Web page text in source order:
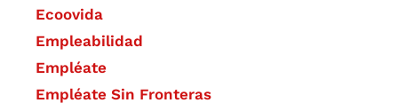
Ecoovida
Empleabilidad
Empléate
Empléate Sin Fronteras